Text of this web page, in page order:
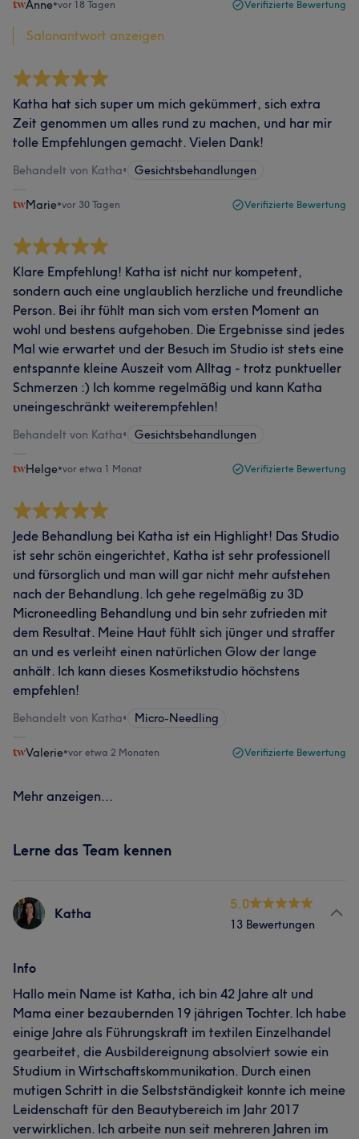
Anne•vor 18 Tagen Verifizierte Bewertung
Salonantwort anzeigen
Katha hat sich super um mich gekümmert, sich extra
Zeit genommen um alles rund zu machen, und har mir
tolle Empfehlungen gemacht. Vielen Dank!
Behandelt von Katha• Gesichtsbehandlungen
Marie•vor 30 Tagen Verifizierte Bewertung
Klare Empfehlung! Katha ist nicht nur kompetent,
sondern auch eine unglaublich herzliche und freundliche
Person. Bei ihr fühlt man sich vom ersten Moment an
wohl und bestens aufgehoben. Die Ergebnisse sind jedes
Mal wie erwartet und der Besuch im Studio ist stets eine
entspannte kleine Auszeit vom Alltag - trotz punktueller
Schmerzen :) Ich komme regelmäßig und kann Katha
uneingeschränkt weiterempfehlen!
Behandelt von Katha• Gesichtsbehandlungen
Helge•vor etwa 1 Monat Verifizierte Bewertung
Jede Behandlung bei Katha ist ein Highlight! Das Studio
ist sehr schön eingerichtet, Katha ist sehr professionell
und fürsorglich und man will gar nicht mehr aufstehen
nach der Behandlung. Ich gehe regelmäßig zu 3D
Microneedling Behandlung und bin sehr zufrieden mit
dem Resultat. Meine Haut fühlt sich jünger und straffer
an und es verleiht einen natürlichen Glow der lange
anhält. Ich kann dieses Kosmetikstudio höchstens
empfehlen!
Behandelt von Katha• Micro-Needling
Valerie•vor etwa 2 Monaten Verifizierte Bewertung
Mehr anzeigen...
Lerne das Team kennen
Katha
5.0
13 Bewertungen
Info
Hallo mein Name ist Katha, ich bin 42 Jahre alt und
Mama einer bezaubernden 19 jährigen Tochter. Ich habe
einige Jahre als Führungskraft im textilen Einzelhandel
gearbeitet, die Ausbildereignung absolviert sowie ein
Studium in Wirtschaftskommunikation. Durch einen
mutigen Schritt in die Selbstständigkeit konnte ich meine
Leidenschaft für den Beautybereich im Jahr 2017
verwirklichen. Ich arbeite nun seit mehreren Jahren im